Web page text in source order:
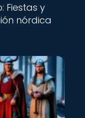
Fiestas y
nórdica